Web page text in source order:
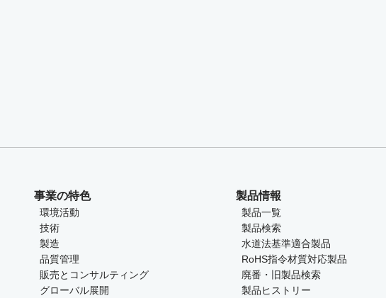
事業の特色
環境活動
技術
製造
品質管理
販売とコンサルティング
グローバル展開
製品情報
製品一覧
製品検索
水道法基準適合製品
RoHS指令材質対応製品
廃番・旧製品検索
製品ヒストリー